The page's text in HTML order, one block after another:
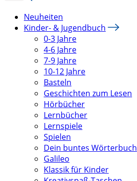
Neuheiten
Kinder- & Jugendbuch
0-3 Jahre
4-6 Jahre
7-9 Jahre
10-12 Jahre
Basteln
Geschichten zum Lesen
Hörbücher
Lernbücher
Lernspiele
Spielen
Dein buntes Wörterbuch
Galileo
Klassik für Kinder